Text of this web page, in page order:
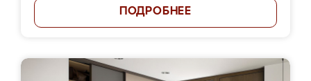
ПОДРОБНЕЕ